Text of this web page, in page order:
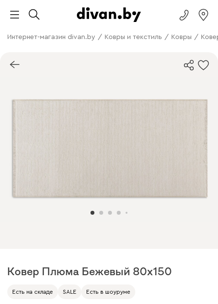
Интернет-магазин divan.by / Ковры и текстиль / Ковры /
Ковер Плюма Бежевый 80x150
Есть на складе SALE Есть в шоуруме